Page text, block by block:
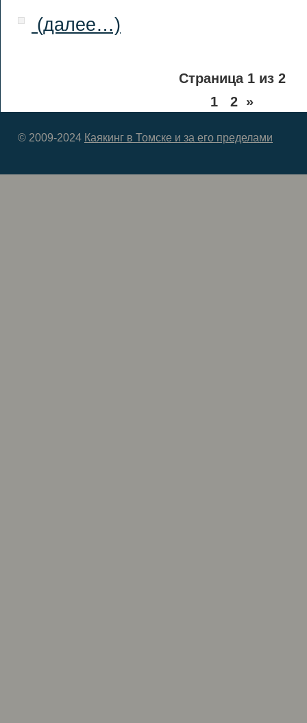
(далее…)
Страница 1 из 2
1
2 »
© 2009-2024 Каякинг в Томске и за его пределами